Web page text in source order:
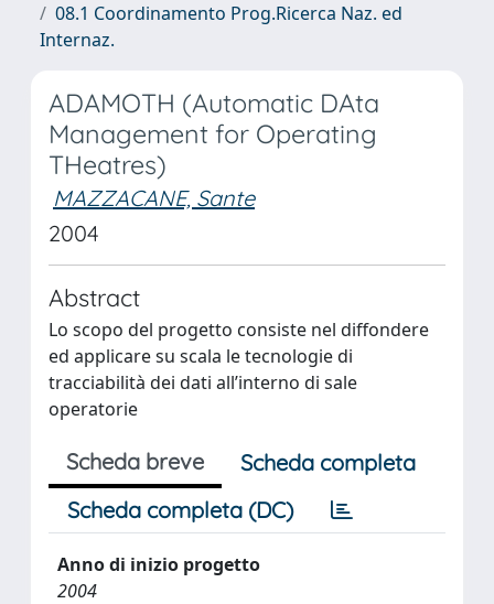
08.1 Coordinamento Prog.Ricerca Naz. ed
Internaz.
ADAMOTH (Automatic DAta
Management for Operating
THeatres)
MAZZACANE, Sante
2004
Abstract
Lo scopo del progetto consiste nel diffondere
ed applicare su scala le tecnologie di
tracciabilità dei dati all’interno di sale
operatorie
Scheda breve
Scheda completa
Scheda completa (DC)
Anno di inizio progetto
2004